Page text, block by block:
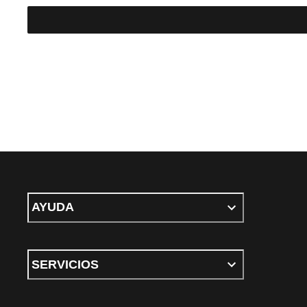
AYUDA
SERVICIOS